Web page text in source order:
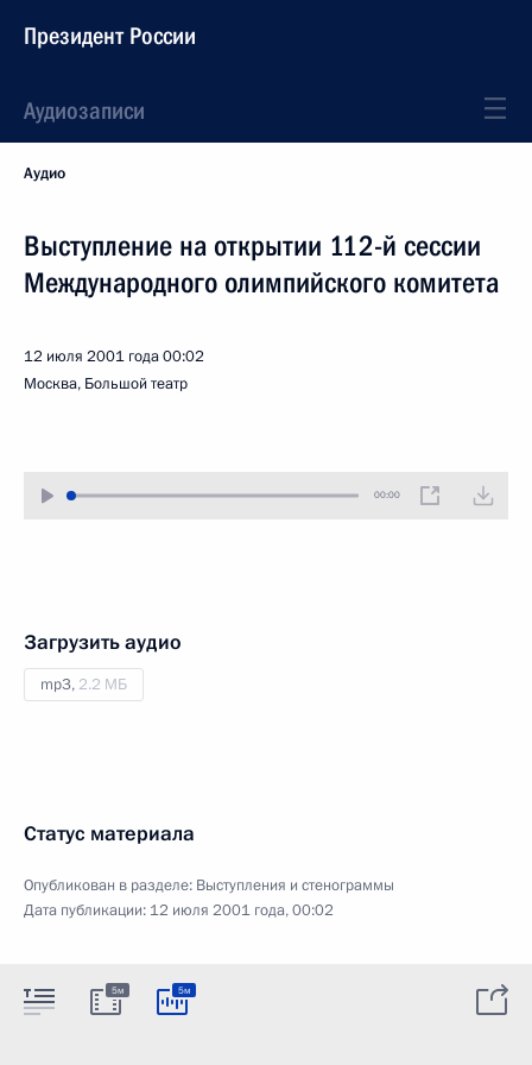
Президент России
Аудиозаписи
Аудио
Выступление на открытии 112-й сессии
Международного олимпийского комитета
12 июля 2001 года00:02
Москва, Большой театр
00:00
Загрузить аудио
mp3, 2.2 МБ
Статус материала
Опубликован в разделе: Выступления и стенограммы
Дата публикации: 12 июля 2001 года, 00:02
5м 5м